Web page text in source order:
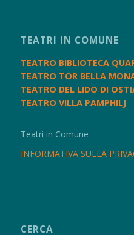
TEATRI IN COMUNE
TEATRO BIBLIOTECA
TEATRO TOR BELLA
TEATRO DEL LIDO DI
TEATRO VILLA PAMPHILJ
Teatri in Comune
INFORMATIVA SULLA
CERCA